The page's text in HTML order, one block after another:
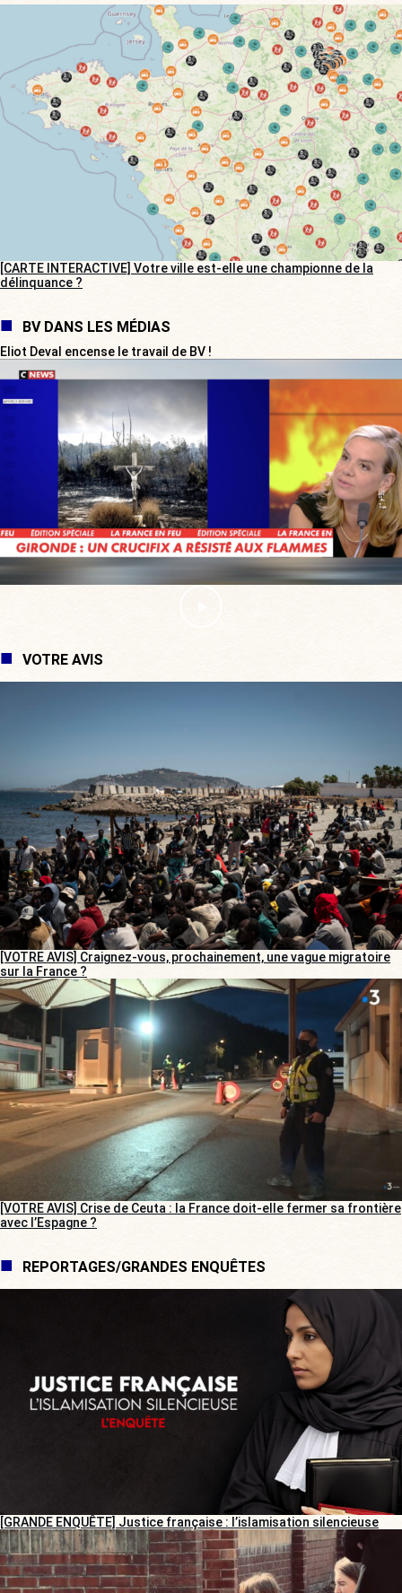
[CARTE INTERACTIVE] Votre ville est-elle une championne de la
délinquance ?
BV DANS LES MÉDIAS
Eliot Deval encense le travail de BV !
VOTRE AVIS
[VOTRE AVIS] Craignez-vous, prochainement, une vague migratoire
sur la France ?
[VOTRE AVIS] Crise de Ceuta : la France doit-elle fermer sa frontière
avec l’Espagne ?
REPORTAGES/GRANDES ENQUÊTES
[GRANDE ENQUÊTE] Justice française : l’islamisation silencieuse